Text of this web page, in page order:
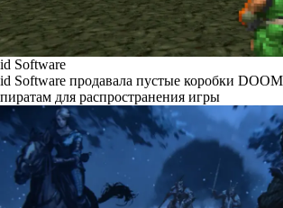
id Software
id Software продавала пустые коробки
пиратам для распространения игры